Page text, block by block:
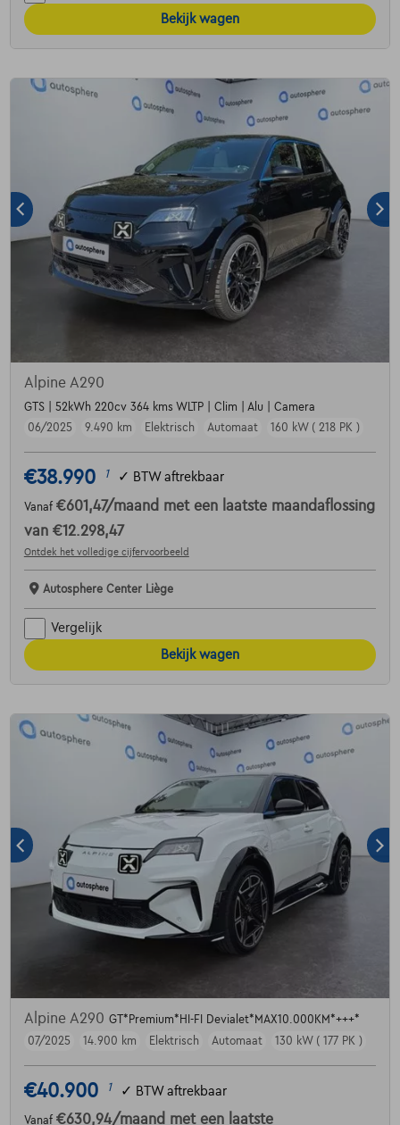
Bekijk wagen
Alpine A290
GTS | 52kWh 220cv 364 kms WLTP | Clim | Alu | Camera
06/2025
9.490 km Elektrisch Automaat 160 kW ( 218 PK )
€38.990 1 ✓ BTW aftrekbaar
Vanaf €601,47/maand met een laatste maandaflossing
van €12.298,47
Ontdek het volledige cijfervoorbeeld
Autosphere Center Liège
Vergelijk
Bekijk wagen
Alpine A290 GT*Premium*HI-FI Devialet*MAX10.000KM*+++*
07/2025
14.900 km Elektrisch Automaat 130 kW ( 177 PK )
€40.900 1 ✓ BTW aftrekbaar
Vanaf €630,94/maand met een laatste